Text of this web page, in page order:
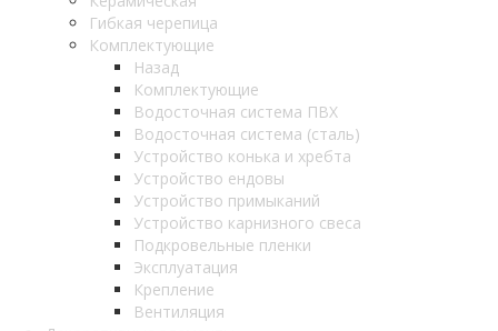
Гибкая черепица
Комплектующие
Назад
Комплектующие
Водосточная система ПВХ
Водосточная система (сталь)
Устройство конька и хребта
Устройство ендовы
Устройство примыканий
Устройство карнизного свеса
Подкровельные пленки
Эксплуатация
Крепление
Вентиляция